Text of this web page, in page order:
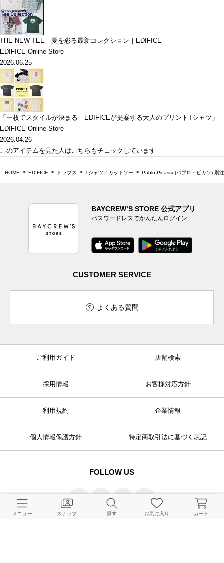
THE NEW TEE｜夏を彩る最新コレクション｜EDIFICE
EDIFICE Online Store
2026.06.25
「一枚でスタイルが決まる｜EDIFICEが提案する大人のプリントTシャツ」
EDIFICE Online Store
2026.04.26
このアイテムを見た人はこちらもチェックしています
HOME EDIFICE トップス Tシャツ／カットソー Pablo Picasso(パブロ・ピカソ) 別
BAYCREW’S STORE 公式アプリ
パスワードレスでかんたんログイン
CUSTOMER SERVICE
よくある質問
ご利用ガイド 店舗検索
採用情報 お客様対応方針
利用規約 企業情報
個人情報保護方針 特定商取引法に基づく表記
FOLLOW US
メニュー スナップ 探す お気に入り カート